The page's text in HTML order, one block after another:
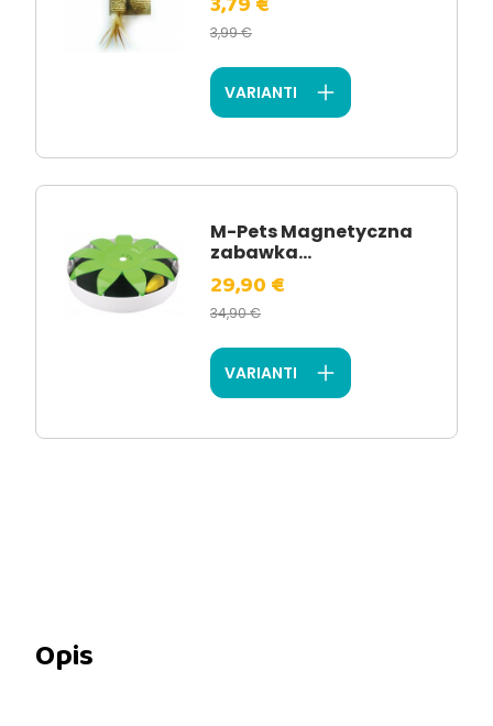
3,99 €
VARIANTI
M-Pets Magnetyczna
zabawka...
29,90 €
34,90 €
VARIANTI
Opis